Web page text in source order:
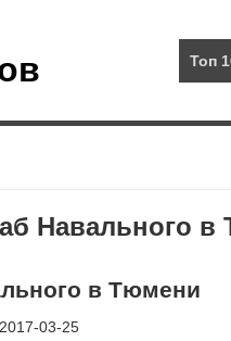
Топ
Навального
в Тюмени
2017-03-25